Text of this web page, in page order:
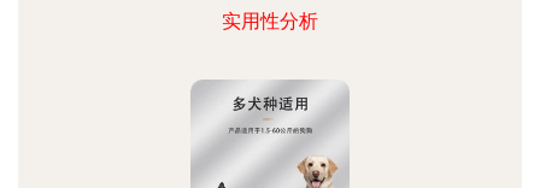
实用性分析